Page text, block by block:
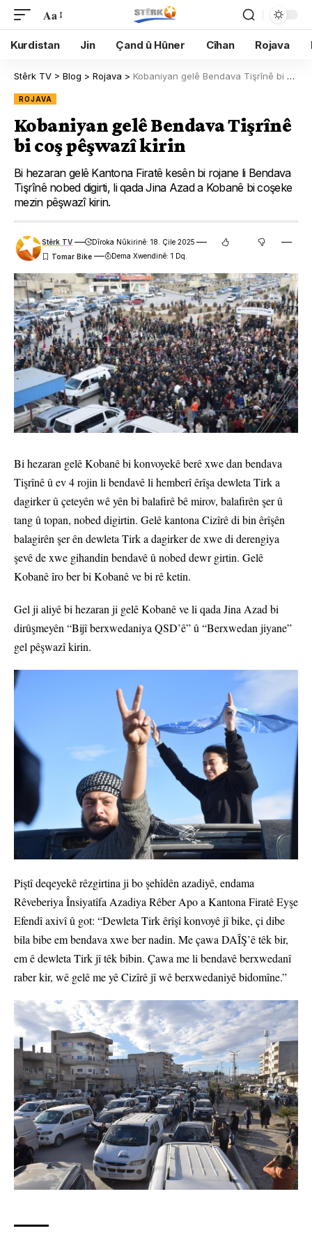
Aa
Kurdistan Jin Çand û Hûner Cîhan Rojava
Stêrk TV > Blog > Rojava > Kobaniyan gelê Bendava Tişrînê bi coş pêşwazî kirin
ROJAVA
Kobaniyan gelê Bendava Tişrînê
bi coş pêşwazî kirin
Bi hezaran gelê Kantona Firatê kesên bi rojane li Bendava
Tişrînê nobed digirti, li qada Jina Azad a Kobanê bi coşeke
mezin pêşwazî kirin.
Stêrk TV
Dîroka Nûkirinê: 18. Çile 2025
Dema Xwendinê: 1 Dq.
Bi hezaran gelê Kobanê bi konvoyekê berê xwe dan bendava
Tişrînê û ev 4 rojin li bendavê li hemberî êrîşa dewleta Tirk a
dagirker û çeteyên wê yên bi balafirê bê mirov, balafirên şer û
tang û topan, nobed digirtin. Gelê kantona Cizîrê di bin êrîşên
balagirên şer ên dewleta Tirk a dagirker de xwe di derengiya
şevê de xwe gihandin bendavê û nobed dewr girtin. Gelê
Kobanê îro ber bi Kobanê ve bi rê ketin.
Gel ji aliyê bi hezaran ji gelê Kobanê ve li qada Jina Azad bi
dirûşmeyên “Bijî berxwedaniya QSD’ê” û “Berxwedan jiyane”
gel pêşwazî kirin.
Piştî deqeyekê rêzgirtina ji bo şehîdên azadiyê, endama
Rêveberiya Însiyatîfa Azadiya Rêber Apo a Kantona Firatê Eyşe
Efendî axivî û got: “Dewleta Tirk êrîşî konvoyê jî bike, çi dibe
bila bibe em bendava xwe ber nadin. Me çawa DAÎŞ’ê têk bir,
em ê dewleta Tirk jî têk bibin. Çawa me li bendavê berxwedanî
raber kir, wê gelê me yê Cizîrê jî wê berxwedaniyê bidomîne.”